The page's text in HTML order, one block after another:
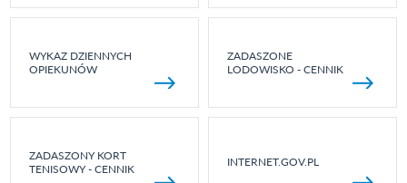
WYKAZ DZIENNYCH
OPIEKUNÓW
ZADASZONE
LODOWISKO - CENNIK
ZADASZONY KORT
TENISOWY - CENNIK
INTERNET.GOV.PL